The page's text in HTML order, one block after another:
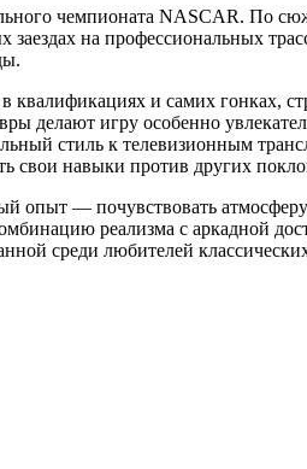
чемпионата NASCAR. По
на профессиональных
и самих гонках,
делают игру особенно
стиль к телевизионным
свои навыки против других
опыт — почувствовать
реализма с аркадной
среди любителей